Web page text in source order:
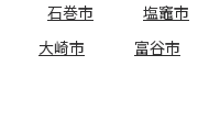
石巻市 塩竈市
大崎市
富谷市